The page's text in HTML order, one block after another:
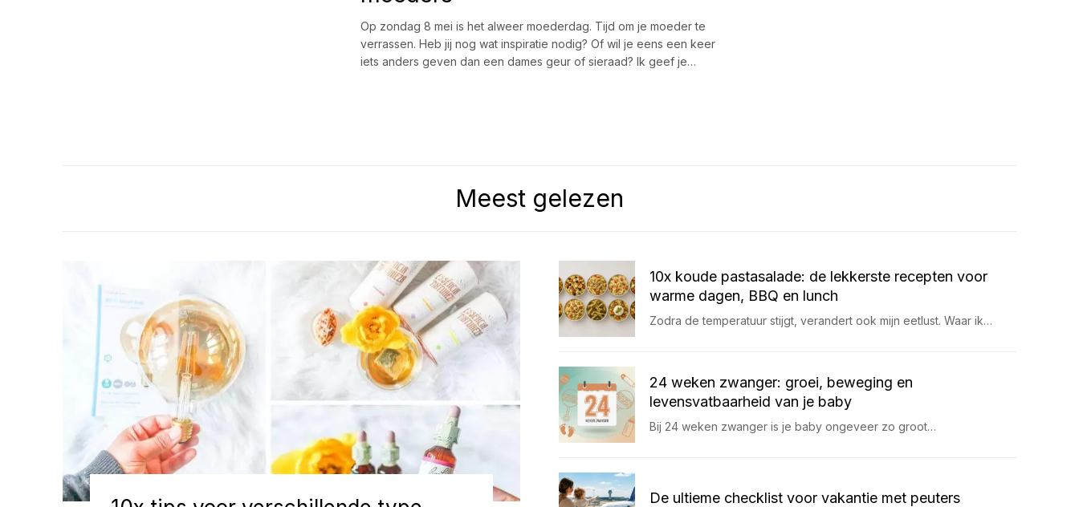
Op zondag 8 mei is het alweer moederdag. Tijd om je moeder te
verrassen. Heb jij nog wat inspiratie nodig? Of wil je eens een keer
iets anders geven dan een dames geur of sieraad? Ik geef je…
Meest gelezen
10x koude pastasalade: de lekkerste recepten voor
warme dagen, BBQ en lunch
Zodra de temperatuur stijgt, verandert ook mijn eetlust. Waar ik…
24 weken zwanger: groei, beweging en
levensvatbaarheid van je baby
Bij 24 weken zwanger is je baby ongeveer zo groot…
De ultieme checklist voor vakantie met peuters